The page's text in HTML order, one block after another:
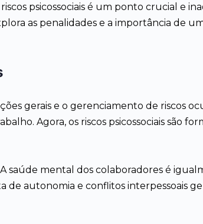
psicossociais é um ponto crucial e
as penalidades e a importância de
gerais e o gerenciamento de riscos
Agora, os riscos psicossociais são
saúde mental dos colaboradores é
de autonomia e conflitos interpessoais